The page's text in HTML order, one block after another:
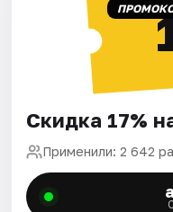
Скидка 17%
Применили: 2 642